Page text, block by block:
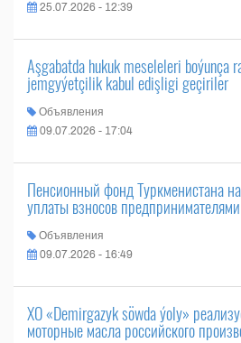
25.07.2026 - 12:39
Aşgabatda hukuk meseleleri boýunça
jemgyýetçilik kabul edişligi geçiriler
Объявления
09.07.2026 - 17:04
Пенсионный фонд Туркменистана
уплаты взносов предпринимателями
Объявления
09.07.2026 - 16:49
ХО «Demirgazyk söwda ýoly»
моторные масла российского